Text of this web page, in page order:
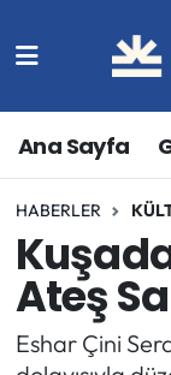
Ana Sayfa
HABERLER
Ateş
Eshar Çini